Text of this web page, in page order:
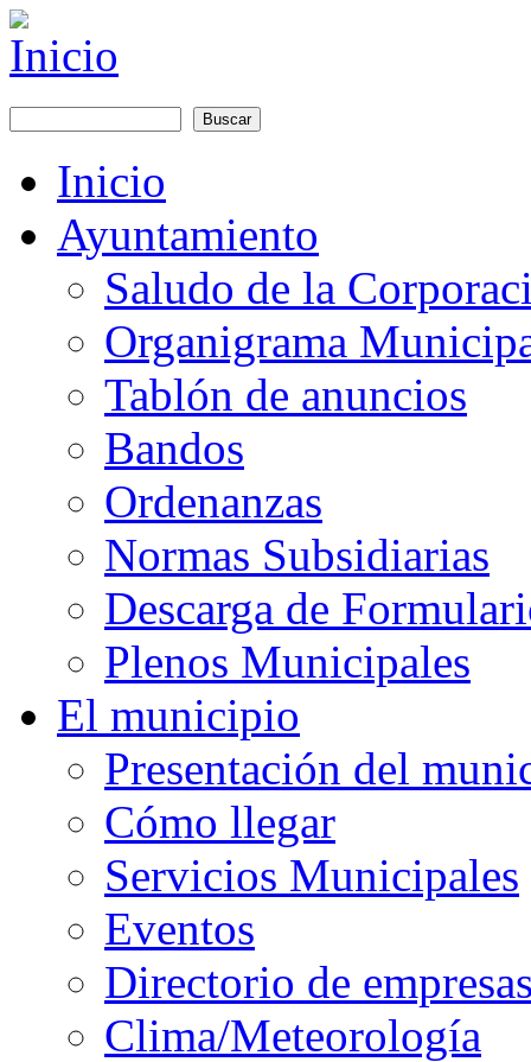
Pasar al contenido principal
Formulario de búsqueda
Main menu
Inicio
Ayuntamiento
Saludo de la
Organigrama
Tablón de anuncios
Bandos
Ordenanzas
Normas Subsidiarias
Descarga de
Plenos Municipales
El municipio
Presentación del
Cómo llegar
Servicios Municipales
Eventos
Directorio de
Clima/Meteorología